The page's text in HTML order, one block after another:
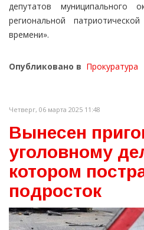
депутатов муниципального
региональной
времени».
Опубликовано в Прокуратура
Четверг, 06 марта 2025 11:48
Вынесен
уголовному
котором
подросток